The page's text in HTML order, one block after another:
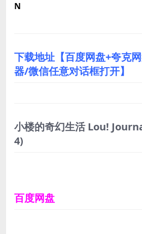
N
下载地址【百度网盘+夸克
器/微信任意对话框打开】
小楼的奇幻生活 Lou!
4)
百度网盘